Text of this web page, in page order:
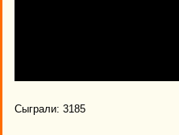
Сыграли: 3185